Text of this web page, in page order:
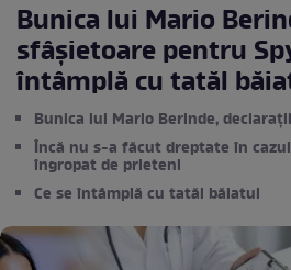
Bunica lui Mario
sfâșietoare pentru
întâmplă cu tatăl
Bunica lui Mario Berinde,
Încă nu s-a făcut dreptate în
îngropat de prieteni
Ce se întâmplă cu tatăl băiatul